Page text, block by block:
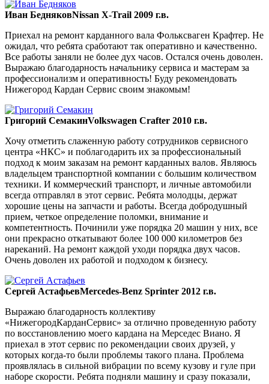
Иван БедняковNissan X-Trail 2009 г.в.
Приехал на ремонт карданного вала Фольксваген Крафтер. Не
ожидал, что ребята сработают так оперативно и качественно.
Все работы заняли не более дух часов. Остался очень доволен.
Выражаю благодарность начальнику сервиса и мастерам за
профессионализм и оперативность! Буду рекомендовать
Нижегород Кардан Сервис своим знакомым!
Григорий СемакинVolkswagen Crafter 2010 г.в.
Хочу отметить слаженную работу сотрудников сервисного
центра «НКС» и поблагодарить их за профессиональный
подход к моим заказам на ремонт карданных валов. Являюсь
владельцем транспортной компании с большим количеством
техники. И коммерческий транспорт, и личные автомобили
всегда отправлял в этот сервис. Ребята молодцы, держат
хорошие цены на запчасти и работы. Всегда добродушный
прием, четкое определение поломки, внимание и
компетентность. Починили уже порядка 20 машин у них, все
они прекрасно откатывают более 100 000 километров без
нареканий. На ремонт каждой уходи порядка двух часов.
Очень доволен их работой и подходом к бизнесу.
Сергей АстафьевMercedes-Benz Sprinter 2012 г.в.
Выражаю благодарность коллективу
«НижегородКарданСервис» за отлично проведенную работу
по восстановлению моего кардана на Мерседес Виано. Я
приехал в этот сервис по рекомендации своих друзей, у
которых когда-то были проблемы такого плана. Проблема
проявлялась в сильной вибрации по всему кузову и гуле при
наборе скорости. Ребята подняли машину и сразу показали,